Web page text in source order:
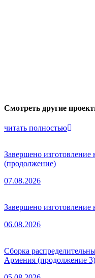
Смотреть другие
читать полностью
Завершено
(продолжение)
07.08.2026
Завершено
06.08.2026
Сборка
Армения (продолжение 3)